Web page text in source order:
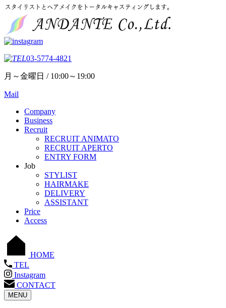
03-5774-4821
月～金曜日 / 10:00～19:00
Mail
Company
Business
Recruit
RECRUIT ANIMATO
RECRUIT APERTO
ENTRY FORM
Job
STYLIST
HAIRMAKE
DELIVERY
ASSISTANT
Price
Access
HOME
TEL
Instagram
CONTACT
MENU